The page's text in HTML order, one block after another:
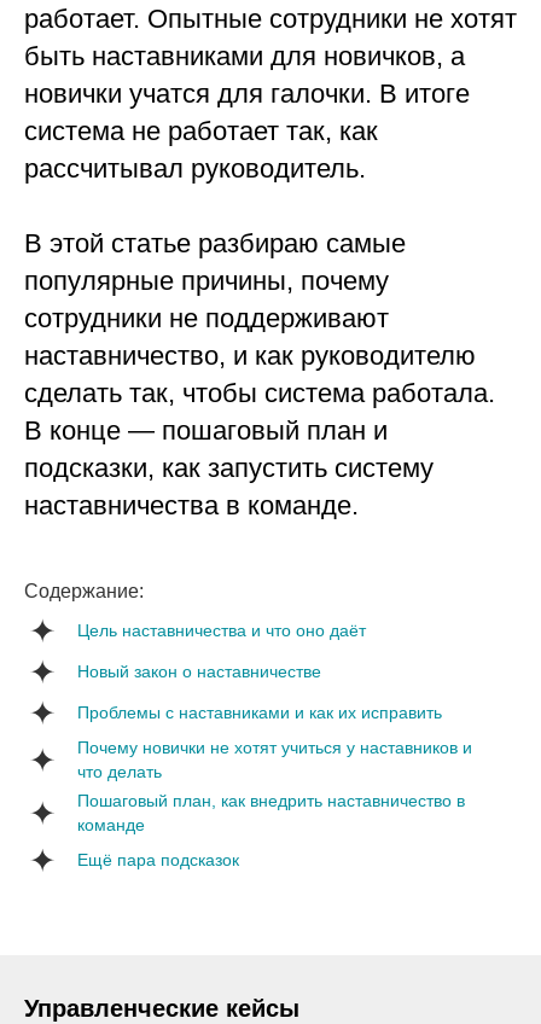
работает. Опытные сотрудники не хотят
быть наставниками для новичков, а
новички учатся для галочки. В итоге
система не работает так, как
рассчитывал руководитель.
В этой статье разбираю самые
популярные причины, почему
сотрудники не поддерживают
наставничество, и как руководителю
сделать так, чтобы система работала.
В конце — пошаговый план и
подсказки, как запустить систему
наставничества в команде.
Содержание:
Цель наставничества и что оно даёт
Новый закон о наставничестве
Проблемы с наставниками и как их исправить
Почему новички не хотят учиться у наставников и
что делать
Пошаговый план, как внедрить наставничество в
команде
Ещё пара подсказок
Управленческие кейсы